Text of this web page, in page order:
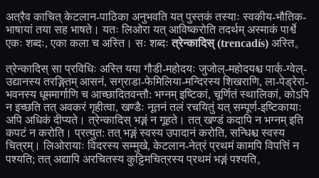
अत्रैव काचित् केटलान-पाठिका अनुभवति यत् पुस्तकं तस्याः स्वकीय-भौतिक-
भाषायां तया सह भाषते। यतः लिओरा यत् आविष्करोति तदर्थम् अस्माकं पार्श्वे
एकः शब्दः, एका कला च अस्ति। सः शब्दःत्रेन्कादिस् (trencadís) अस्ति。
त्रेन्कादिस् सा प्रविधिः अस्ति यया गौडी-महोदयः जुजोल्-महोदयश्च पार्क्-ग्वेल्-
उद्यानस्य तरङ्गितम् आसनं, सग्राडा-फेमिलिया-मन्दिरस्य शिखराणि, ला-पेड्रेरा-
भवनस्य धूममार्गाणि च आच्छादितवन्तौ: भग्नम् इष्टिकां, चूर्णितं स्थालिकां, कोऽपि
न इच्छति तत् अवकरं गृहीत्वा, खण्डैः नूतनं तलं रचयितुं यत् सम्पूर्ण-इष्टिकायाः
अपि अधिकं दीप्यते। त्रेन्कादिस् भङ्गं न गूहते। तत् खण्डं कदापि न भग्नम् इति
कपटं न करोति। प्रत्युत: तत् भङ्गं स्वस्य उपादानं करोति, सन्धिश्च स्वस्य
चित्रम्। लिओरायाः विदरस्य सम्मुखे, केटलान-नेत्रं प्रथमं कामपि विपत्तिं न
पश्यति; तत् अद्यापि अरचितस्य कुट्टिमचित्रस्य प्रथमं भङ्गं पश्यति。